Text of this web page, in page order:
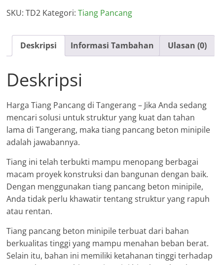
Pancang
SKU:TD2 Kategori:Tiang Pancang
Deskripsi Informasi Tambahan Ulasan (0)
Deskripsi
Harga Tiang Pancang di Tangerang – Jika Anda sedang
mencari solusi untuk struktur yang kuat dan tahan
lama di Tangerang, maka tiang pancang beton minipile
adalah jawabannya.
Tiang ini telah terbukti mampu menopang berbagai
macam proyek konstruksi dan bangunan dengan baik.
Dengan menggunakan tiang pancang beton minipile,
Anda tidak perlu khawatir tentang struktur yang rapuh
atau rentan.
Tiang pancang beton minipile terbuat dari bahan
berkualitas tinggi yang mampu menahan beban berat.
Selain itu, bahan ini memiliki ketahanan tinggi terhadap